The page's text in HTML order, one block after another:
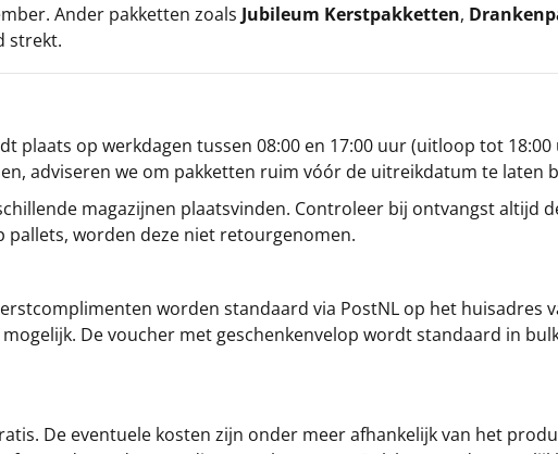
Ander pakketten zoals Jubileum Kerstpakketten,
strekt.
plaats op werkdagen tussen 08:00 en 17:00 uur (uitloop tot
adviseren we om pakketten ruim vóór de uitreikdatum te laten
magazijnen plaatsvinden. Controleer bij ontvangst altijd
worden deze niet retourgenomen.
worden standaard via PostNL op het huisadres
De voucher met geschenkenvelop wordt standaard in
De eventuele kosten zijn onder meer afhankelijk van het